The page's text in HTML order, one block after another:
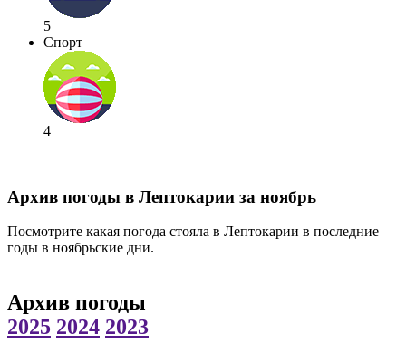
5
Спорт
4
Архив погоды в Лептокарии за ноябрь
Посмотрите какая погода стояла в Лептокарии в последние
годы в ноябрьские дни.
Архив погоды
2025 2024 2023